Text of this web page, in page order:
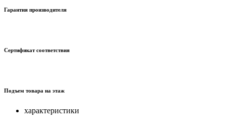
Гарантия производителя
Сертификат соответствия
Подъем товара на этаж
характеристики